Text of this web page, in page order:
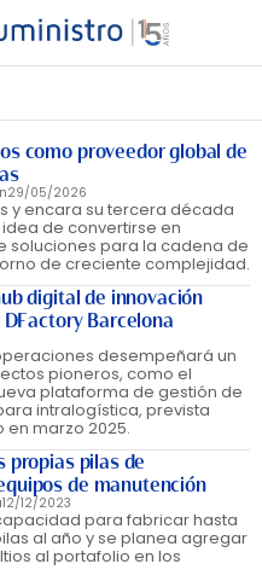
como proveedor global de
29/05/2026
y encara su tercera década
de convertirse en
soluciones para la cadena de
de creciente complejidad.
digital de innovación
Barcelona
desempeñará un
pioneros, como el
plataforma de gestión de
intralogística, prevista
marzo 2025.
propias pilas de
de manutención
12/12/2023
para fabricar hasta
al año y se planea agregar
al portafolio en los